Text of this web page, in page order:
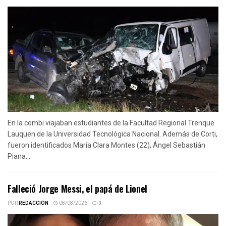
En la combi viajaban estudiantes de la Facultad Regional Trenque
Lauquen de la Universidad Tecnológica Nacional. Además de Corti,
fueron identificados María Clara Montes (22), Ángel Sebastián
Piana...
Falleció Jorge Messi, el papá de Lionel
PORREDACCIÓN 08/08/2026 0